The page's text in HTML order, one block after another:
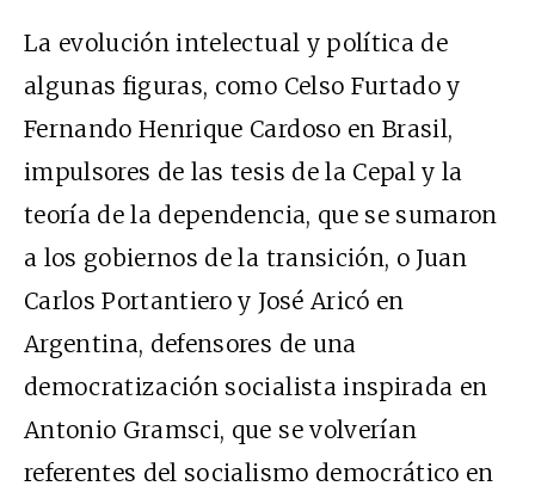
La evolución intelectual y política de
algunas figuras, como Celso Furtado y
Fernando Henrique Cardoso en Brasil,
impulsores de las tesis de la Cepal y la
teoría de la dependencia, que se sumaron
a los gobiernos de la transición, o Juan
Carlos Portantiero y José Aricó en
Argentina, defensores de una
democratización socialista inspirada en
Antonio Gramsci, que se volverían
referentes del socialismo democrático en